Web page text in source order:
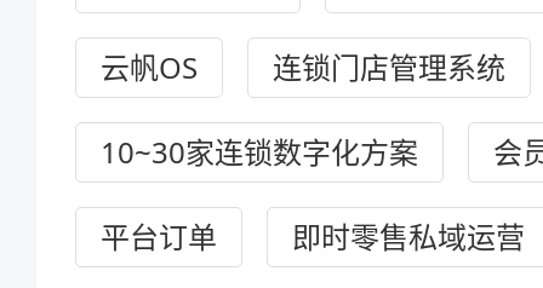
云帆OS 连锁门店管理系统
10~30家连锁数字化方案 会
平台订单 即时零售私域运营